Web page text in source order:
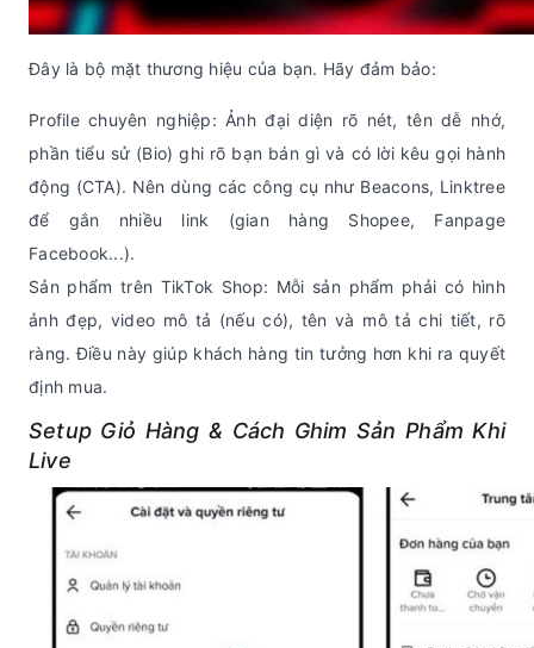
Đây là bộ mặt thương hiệu của bạn. Hãy đảm bảo:
Profile chuyên nghiệp: Ảnh đại diện rõ nét, tên dễ nhớ,
phần tiểu sử (Bio) ghi rõ bạn bán gì và có lời kêu gọi hành
động (CTA). Nên dùng các công cụ như Beacons, Linktree
để gắn nhiều link (gian hàng Shopee, Fanpage
Facebook...).
Sản phẩm trên TikTok Shop: Mỗi sản phẩm phải có hình
ảnh đẹp, video mô tả (nếu có), tên và mô tả chi tiết, rõ
ràng. Điều này giúp khách hàng tin tưởng hơn khi ra quyết
định mua.
Setup Giỏ Hàng & Cách Ghim Sản Phẩm Khi
Live